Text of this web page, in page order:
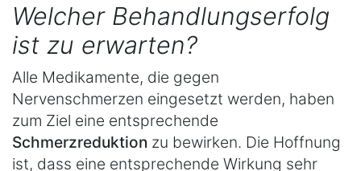
Welcher Behandlungserfolg
ist zu erwarten?
Alle Medikamente, die gegen
Nervenschmerzen eingesetzt werden, haben
zum Ziel eine entsprechende
Schmerzreduktion zu bewirken. Die Hoffnung
ist, dass eine entsprechende Wirkung sehr